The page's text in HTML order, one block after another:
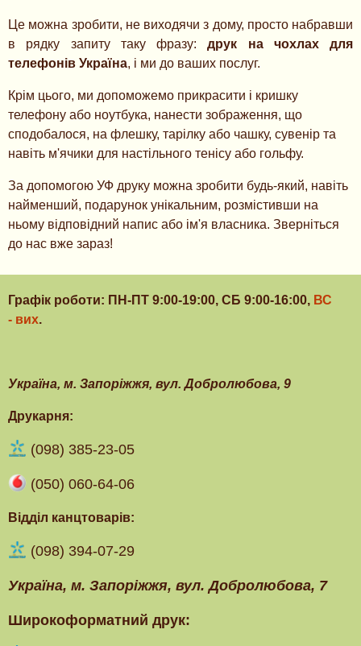
Це можна зробити, не виходячи з дому, просто набравши
в рядку запиту таку фразу:друк на чохлах для
телефонів Україна, і ми до ваших послуг.
Крім цього, ми допоможемо прикрасити і кришку
телефону або ноутбука, нанести зображення, що
сподобалося, на флешку, тарілку або чашку, сувенір та
навіть м'ячики для настільного тенісу або гольфу.
За допомогою УФ друку можна зробити будь-який, навіть
найменший, подарунок унікальним, розмістивши на
ньому відповідний напис або ім'я власника. Зверніться
до нас вже зараз!
Графік роботи: ПН-ПТ 9:00-19:00, СБ 9:00-16:00, ВС
- вих.
Українa, м. Запоріжжя, вул. Добролюбова, 9
Друкарня:
(098) 385-23-05
(050) 060-64-06
Відділ канцтоварів:
(098) 394-07-29
Українa, м. Запоріжжя, вул. Добролюбова, 7
Широкоформатний друк: